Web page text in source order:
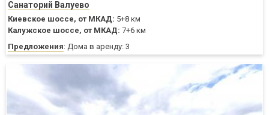
Санаторий Валуево
Киевское шоссе, от МКАД: 5+8 км
Калужское шоссе, от МКАД: 7+6 км
Предложения: Дома в аренду: 3